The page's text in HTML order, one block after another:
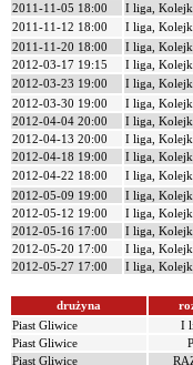
2011-11-05 18:00
I liga,
2011-11-12 18:00
I liga,
2011-11-20 18:00
I liga,
2012-03-17 19:15
I liga,
2012-03-23 19:00
I liga,
2012-03-30 19:00
I liga,
2012-04-04 20:00
I liga,
2012-04-13 20:00
I liga,
2012-04-18 19:00
I liga,
2012-04-22 18:00
I liga,
2012-05-09 19:00
I liga,
2012-05-12 19:00
I liga,
2012-05-16 17:00
I liga,
2012-05-20 17:00
I liga,
2012-05-27 17:00
I liga,
drużyna
Piast Gliwice
I
Piast Gliwice
Piast Gliwice